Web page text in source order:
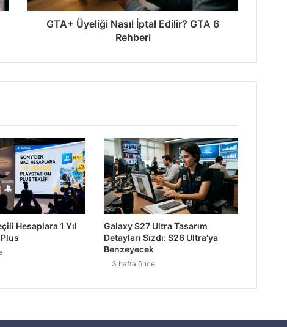
Rekor Kırdı
Programı
%68 Daha Güvenli
Ertelendi
GTA+ Üyeliği Nasıl İptal Edilir? GTA 6
Rehberi
Hesaplara 1 Yıl
Galaxy S27 Ultra Tasarım
Detayları Sızdı: S26 Ultra’ya
Benzeyecek
3 hafta önce